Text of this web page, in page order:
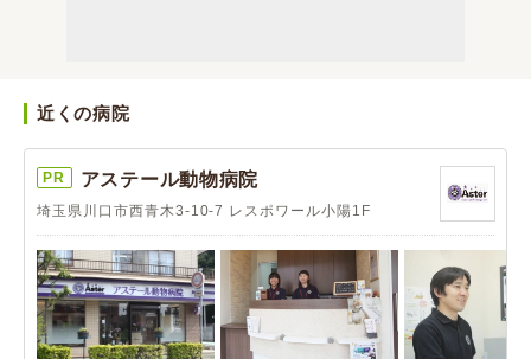
近くの病院
PR アステール動物病院
埼玉県川口市西青木3-10-7 レスポワール小陽1F